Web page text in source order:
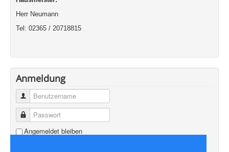
Herr Neumann
Tel: 02365 / 20718815
Anmeldung
Benutzername
Passwort
Angemeldet bleiben